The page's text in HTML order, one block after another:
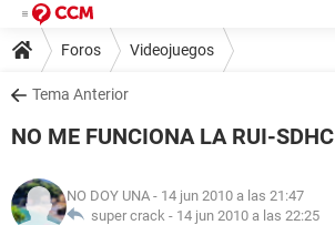
Foros Videojuegos
Tema Anterior
NO ME FUNCIONA LA RUI-SDHC
NO DOY UNA - 14 jun 2010 a las 21:47
super crack - 14 jun 2010 a las 22:25